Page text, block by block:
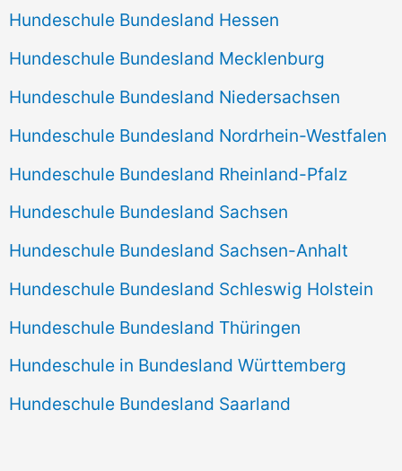
Hundeschule Bundesland Hessen
Hundeschule Bundesland Mecklenburg
Hundeschule Bundesland Niedersachsen
Hundeschule Bundesland Nordrhein-Westfalen
Hundeschule Bundesland Rheinland-Pfalz
Hundeschule Bundesland Sachsen
Hundeschule Bundesland Sachsen-Anhalt
Hundeschule Bundesland Schleswig Holstein
Hundeschule Bundesland Thüringen
Hundeschule in Bundesland Württemberg
Hundeschule Bundesland Saarland